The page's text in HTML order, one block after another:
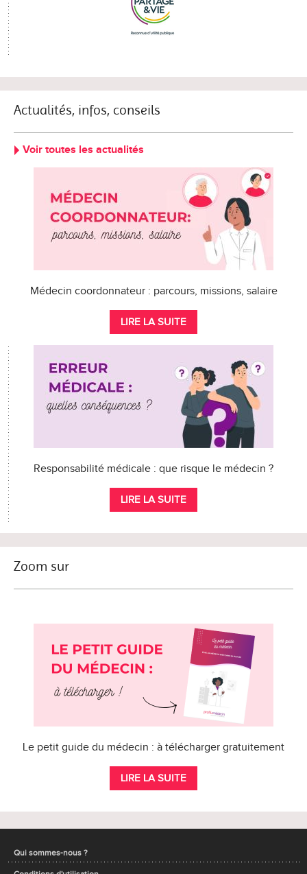
Actualités, infos, conseils
Voir toutes les actualités
Médecin coordonnateur : parcours, missions, salaire
LIRE LA SUITE
Responsabilité médicale : que risque le médecin ?
LIRE LA SUITE
Zoom sur
Le petit guide du médecin : à télécharger gratuitement
LIRE LA SUITE
Qui sommes-nous ?